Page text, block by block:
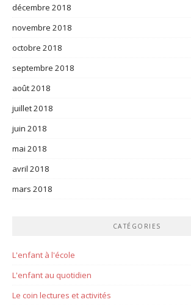
décembre 2018
novembre 2018
octobre 2018
septembre 2018
août 2018
juillet 2018
juin 2018
mai 2018
avril 2018
mars 2018
CATÉGORIES
L'enfant à l'école
L'enfant au quotidien
Le coin lectures et activités